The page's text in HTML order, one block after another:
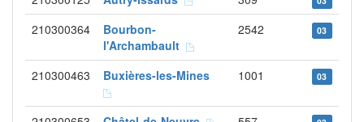
210300364
Bourbon-
l'Archambault
2542 03
210300463 Buxières-les-Mines 1001 03